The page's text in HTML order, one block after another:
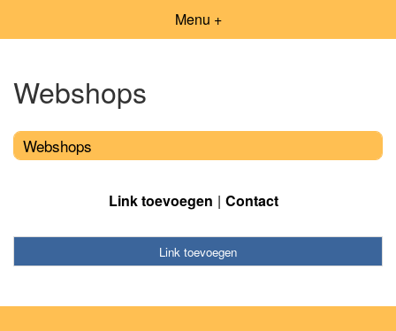
Menu +
Webshops
Webshops
Link toevoegen Contact
Link toevoegen